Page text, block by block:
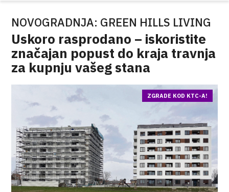
NOVOGRADNJA: GREEN HILLS LIVING
Uskoro rasprodano – iskoristite
značajan popust do kraja travnja
za kupnju vašeg stana
ZGRADE KOD KTC-A!